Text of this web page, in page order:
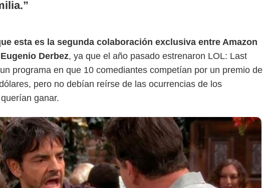
esta es la segunda colaboración exclusiva entre Amazon
Derbez, ya que el año pasado estrenaron LOL: Last
programa en que 10 comediantes competían por un premio de
pero no debían reírse de las ocurrencias de los
ganar.